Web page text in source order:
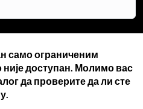
само ограниченим
није доступан. Молимо вас
да проверите да ли сте